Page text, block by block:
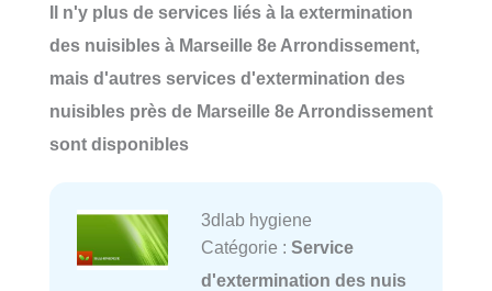
Il n'y plus de services liés à la extermination
des nuisibles à Marseille 8e Arrondissement,
mais d'autres services d'extermination des
nuisibles près de Marseille 8e Arrondissement
sont disponibles
3dlab hygiene
Catégorie : Service
d'extermination des nuis